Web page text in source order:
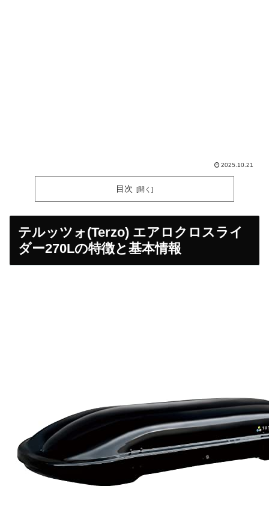
2025.10.21
目次
テルッツォ(Terzo) エアロクロスライ
ダー270Lの特徴と基本情報